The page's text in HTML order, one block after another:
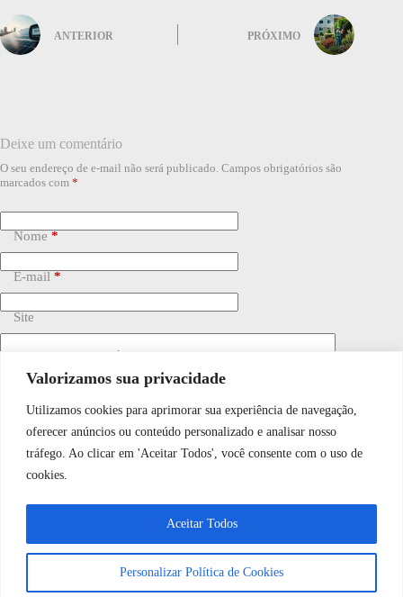
Valorizamos sua privacidade
Utilizamos cookies para aprimorar sua experiência de navegação,
oferecer anúncios ou conteúdo personalizado e analisar nosso
tráfego. Ao clicar em 'Aceitar Todos', você consente com o uso de
cookies.
Personalizar Política de Cookies
Aceitar Todos
ANTERIOR PRÓXIMO
Deixe um comentário
O seu endereço de e-mail não será publicado. Campos obrigatórios são
marcados com *
Nome *
E-mail *
Site
Adicionar comentário
Salvar meu nome, e-mail e site neste navegador para a
próxima vez que eu comentar.
Publicar comentário
WhatsApp JF Tech
Vamos conversar e descobrir como
podemos ajudá-lo hoje?